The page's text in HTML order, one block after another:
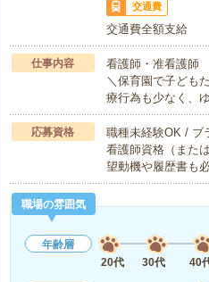
交通費
交通費全額支給
仕事内容
看護師・准看護師
＼保育園で子ども
療行為も少なく、
応募資格
職種未経験OK / ブ
看護師資格（また
望動機や履歴書も
職場の雰囲気
年齢層
20代
30代 40